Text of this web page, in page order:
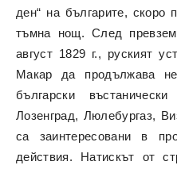
ден“ на българите, скоро
тъмна нощ. След
август 1829 г., руският
Макар да продължава
български
Лозенград, Люлебургаз,
са заинтересовани в
действия. Натискът от